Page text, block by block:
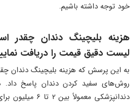
خود توجه داشته باشیم.
هزینه بلیچینگ دندان چقدر
لیست دقیق قیمت را دریافت
به این پرسش که هزینه بلیچینگ دندان
روش‌های سفید کردن دندان پاسخ داد.
دندانپزشکی